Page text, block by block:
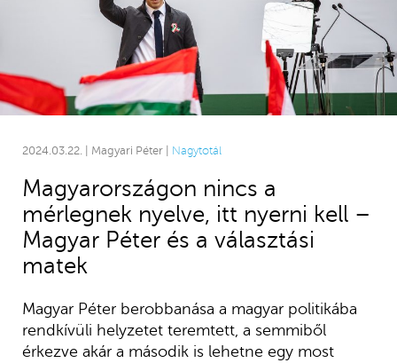
2024.03.22. | Magyari Péter | Nagytotál
Magyarországon nincs a
mérlegnek nyelve, itt nyerni kell –
Magyar Péter és a választási
matek
Magyar Péter berobbanása a magyar politikába
rendkívüli helyzetet teremtett, a semmiből
érkezve akár a második is lehetne egy most